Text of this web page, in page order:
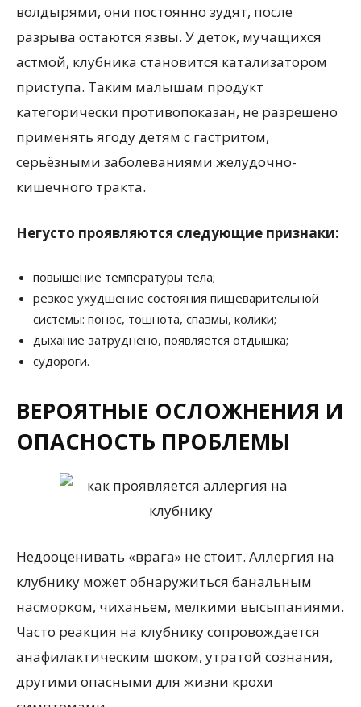
волдырями, они постоянно зудят, после
разрыва остаются язвы. У деток, мучащихся
астмой, клубника становится катализатором
приступа. Таким малышам продукт
категорически противопоказан, не разрешено
применять ягоду детям с гастритом,
серьёзными заболеваниями желудочно-
кишечного тракта.
Негусто проявляются следующие признаки:
повышение температуры тела;
резкое ухудшение состояния пищеварительной
системы: понос, тошнота, спазмы, колики;
дыхание затруднено, появляется отдышка;
судороги.
ВЕРОЯТНЫЕ ОСЛОЖНЕНИЯ И
ОПАСНОСТЬ ПРОБЛЕМЫ
Недооценивать «врага» не стоит. Аллергия на
клубнику может обнаружиться банальным
насморком, чиханьем, мелкими высыпаниями.
Часто реакция на клубнику сопровождается
анафилактическим шоком, утратой сознания,
другими опасными для жизни крохи